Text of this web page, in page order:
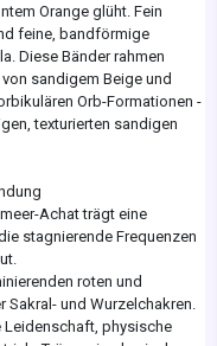
Orange glüht. Fein
feine, bandförmige
Diese Bänder rahmen
sandigem Beige und
Orb-Formationen -
texturierten sandigen
Achat trägt eine
stagnierende Frequenzen
roten und
und Wurzelchakren.
Leidenschaft, physische